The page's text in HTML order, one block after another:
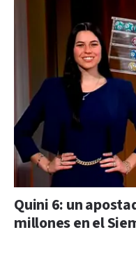
Quini 6: un
millones en el